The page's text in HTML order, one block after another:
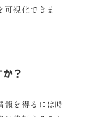
可視化できま
か？
報を得るには時